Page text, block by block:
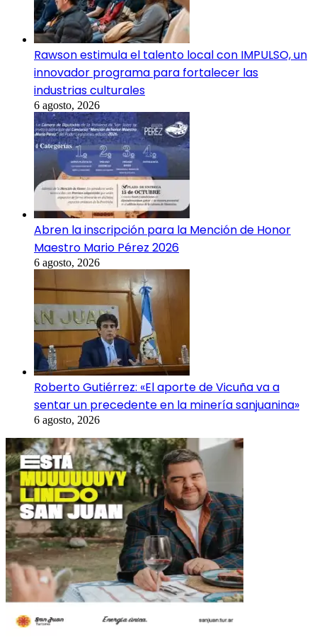
Rawson estimula el talento local con IMPULSO, un
innovador programa para fortalecer las
industrias culturales
6 agosto, 2026
Abren la inscripción para la Mención de Honor
Maestro Mario Pérez 2026
6 agosto, 2026
Roberto Gutiérrez: «El aporte de Vicuña va a
sentar un precedente en la minería sanjuanina»
6 agosto, 2026